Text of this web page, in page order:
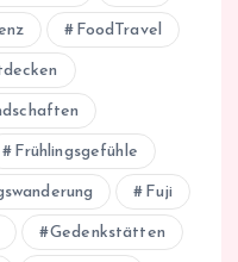
FoodTravel
Frühlingsgefühle
Fuji
Gedenkstätten